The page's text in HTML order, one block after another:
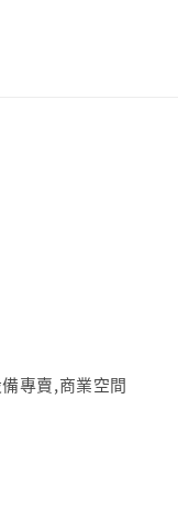
專賣,商業空間